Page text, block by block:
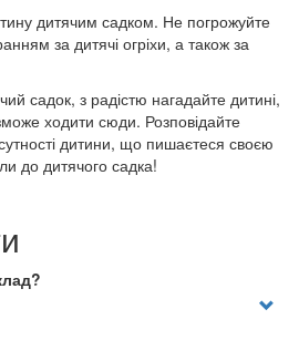
дитячим садком. Не погрожуйте
за дитячі огріхи, а також за
садок, з радістю нагадайте дитині,
ходити сюди. Розповідайте
дитини, що пишаєтеся своєю
до дитячого садка!